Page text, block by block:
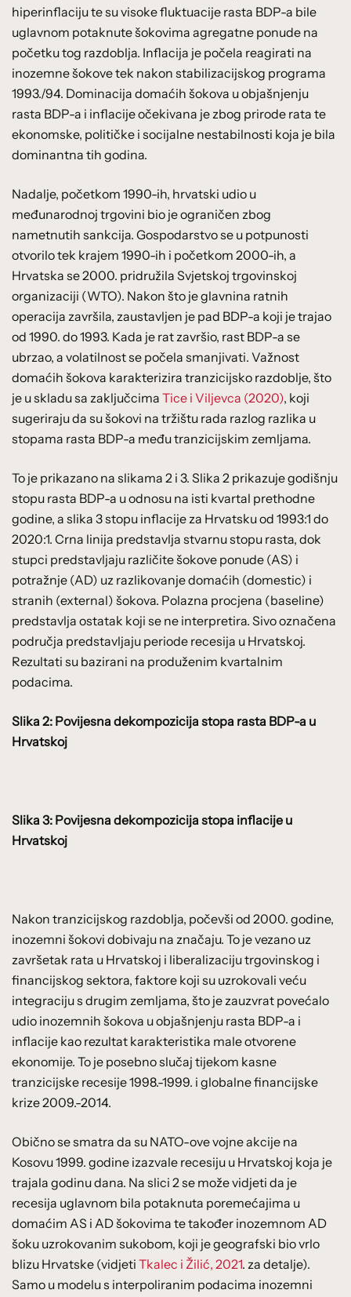
hiperinflaciju te su visoke fluktuacije rasta BDP-a bile
uglavnom potaknute šokovima agregatne ponude na
početku tog razdoblja. Inflacija je počela reagirati na
inozemne šokove tek nakon stabilizacijskog programa
1993./94. Dominacija domaćih šokova u objašnjenju
rasta BDP-a i inflacije očekivana je zbog prirode rata te
ekonomske, političke i socijalne nestabilnosti koja je bila
dominantna tih godina.
Nadalje, početkom 1990-ih, hrvatski udio u
međunarodnoj trgovini bio je ograničen zbog
nametnutih sankcija. Gospodarstvo se u potpunosti
otvorilo tek krajem 1990-ih i početkom 2000-ih, a
Hrvatska se 2000. pridružila Svjetskoj trgovinskoj
organizaciji (WTO). Nakon što je glavnina ratnih
operacija završila, zaustavljen je pad BDP-a koji je trajao
od 1990. do 1993. Kada je rat završio, rast BDP-a se
ubrzao, a volatilnost se počela smanjivati. Važnost
domaćih šokova karakterizira tranzicijsko razdoblje, što
je u skladu sa zaključcima Tice i Viljevca (2020), koji
sugeriraju da su šokovi na tržištu rada razlog razlika u
stopama rasta BDP-a među tranzicijskim zemljama.
To je prikazano na slikama 2 i 3. Slika 2 prikazuje godišnju
stopu rasta BDP-a u odnosu na isti kvartal prethodne
godine, a slika 3 stopu inflacije za Hrvatsku od 1993:1 do
2020:1. Crna linija predstavlja stvarnu stopu rasta, dok
stupci predstavljaju različite šokove ponude (AS) i
potražnje (AD) uz razlikovanje domaćih (domestic) i
stranih (external) šokova. Polazna procjena (baseline)
predstavlja ostatak koji se ne interpretira. Sivo označena
područja predstavljaju periode recesija u Hrvatskoj.
Rezultati su bazirani na produženim kvartalnim
podacima.
Slika 2: Povijesna dekompozicija stopa rasta BDP-a u
Hrvatskoj
Slika 3: Povijesna dekompozicija stopa inflacije u
Hrvatskoj
Nakon tranzicijskog razdoblja, počevši od 2000. godine,
inozemni šokovi dobivaju na značaju. To je vezano uz
završetak rata u Hrvatskoj i liberalizaciju trgovinskog i
financijskog sektora, faktore koji su uzrokovali veću
integraciju s drugim zemljama, što je zauzvrat povećalo
udio inozemnih šokova u objašnjenju rasta BDP-a i
inflacije kao rezultat karakteristika male otvorene
ekonomije. To je posebno slučaj tijekom kasne
tranzicijske recesije 1998.-1999. i globalne financijske
krize 2009.-2014.
Obično se smatra da su NATO-ove vojne akcije na
Kosovu 1999. godine izazvale recesiju u Hrvatskoj koja je
trajala godinu dana. Na slici 2 se može vidjeti da je
recesija uglavnom bila potaknuta poremećajima u
domaćim AS i AD šokovima te također inozemnom AD
šoku uzrokovanim sukobom, koji je geografski bio vrlo
blizu Hrvatske (vidjeti Tkalec i Žilić, 2021. za detalje).
Samo u modelu s interpoliranim podacima inozemni